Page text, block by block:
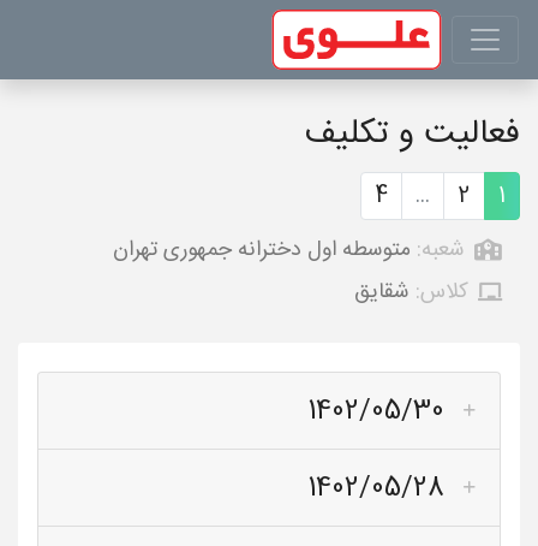
فعالیت و تکلیف
1
2
...
4
شعبه: متوسطه اول دخترانه جمهوری تهران
کلاس: شقایق
1402/05/30
1402/05/28